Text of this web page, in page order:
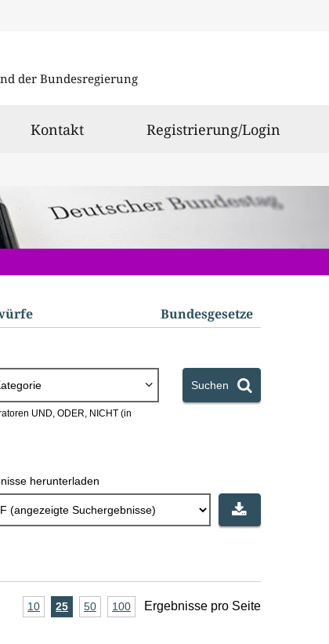
der Bundesregierung
Kontakt Registrierung/Login
Bundes­gesetze
Suchen
UND, ODER, NICHT (in
herunterladen
A
10Ergebnisse
25Ergebnisse
50Ergebnisse
100Ergebnisse
Ergebnisse pro Seite